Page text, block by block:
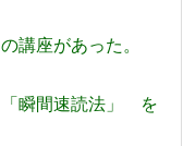
座があった。
「瞬間速読法」 を